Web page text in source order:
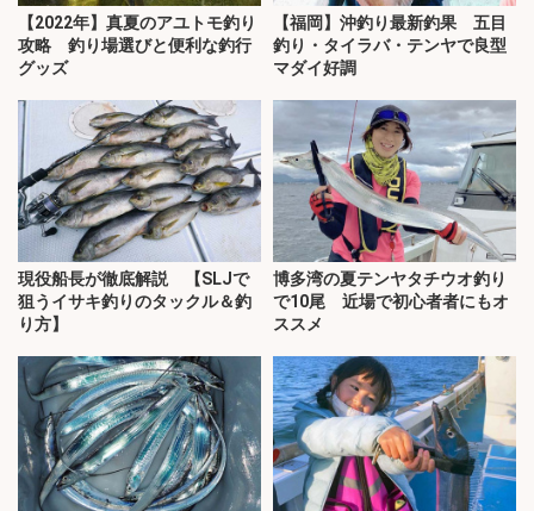
【2022年】真夏のアユトモ釣り
攻略 釣り場選びと便利な釣行
グッズ
【福岡】沖釣り最新釣果 五目
釣り・タイラバ・テンヤで良型
マダイ好調
現役船長が徹底解説 【SLJで
狙うイサキ釣りのタックル＆釣
り方】
博多湾の夏テンヤタチウオ釣り
で10尾 近場で初心者者にもオ
ススメ